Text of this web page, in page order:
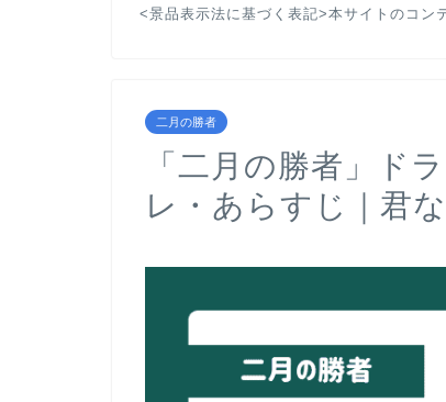
<景品表示法に基づく表記>本サイトのコン
二月の勝者
「二月の勝者」ド
レ・あらすじ｜君